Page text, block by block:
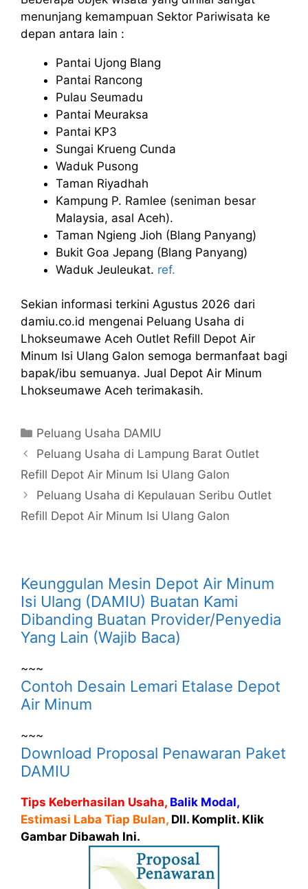
menunjang kemampuan Sektor Pariwisata ke
depan antara lain :
Pantai Ujong Blang
Pantai Rancong
Pulau Seumadu
Pantai Meuraksa
Pantai KP3
Sungai Krueng Cunda
Waduk Pusong
Taman Riyadhah
Kampung P. Ramlee (seniman besar
Malaysia, asal Aceh).
Taman Ngieng Jioh (Blang Panyang)
Bukit Goa Jepang (Blang Panyang)
Waduk Jeuleukat. ref.
Sekian informasi terkini Agustus 2026 dari
damiu.co.id mengenai Peluang Usaha di
Lhokseumawe Aceh Outlet Refill Depot Air
Minum Isi Ulang Galon semoga bermanfaat bagi
bapak/ibu semuanya. Jual Depot Air Minum
Lhokseumawe Aceh terimakasih.
Kategori
Peluang Usaha DAMIU
Peluang Usaha di Lampung Barat Outlet
Refill Depot Air Minum Isi Ulang Galon
Peluang Usaha di Kepulauan Seribu Outlet
Refill Depot Air Minum Isi Ulang Galon
Keunggulan Mesin Depot Air Minum
Isi Ulang (DAMIU) Buatan Kami
Dibanding Buatan Provider/Penyedia
Yang Lain (Wajib Baca)
~~~
Contoh Desain Lemari Etalase Depot
Air Minum
~~~
Download Proposal Penawaran Paket
DAMIU
Tips Keberhasilan Usaha, Balik Modal,
Estimasi Laba Tiap Bulan, Dll. Komplit. Klik
Gambar Dibawah Ini.